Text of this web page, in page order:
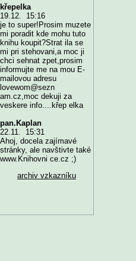
křepelka
19.12. 15:16
je to super!Prosim muzete
mi poradit kde mohu tuto
knihu koupit?Strat ila se
mi pri stehovani,a moc ji
chci sehnat zpet,prosim
informujte me na mou E-
mailovou adresu
lovewom@sezn
am.cz,moc dekuji za
veskere info....křep elka
pan.Kaplan
22.11. 15:31
Ahoj, docela zajímavé
stránky, ale navštivte také
www.Knihovni ce.cz ;)
archiv vzkazníku